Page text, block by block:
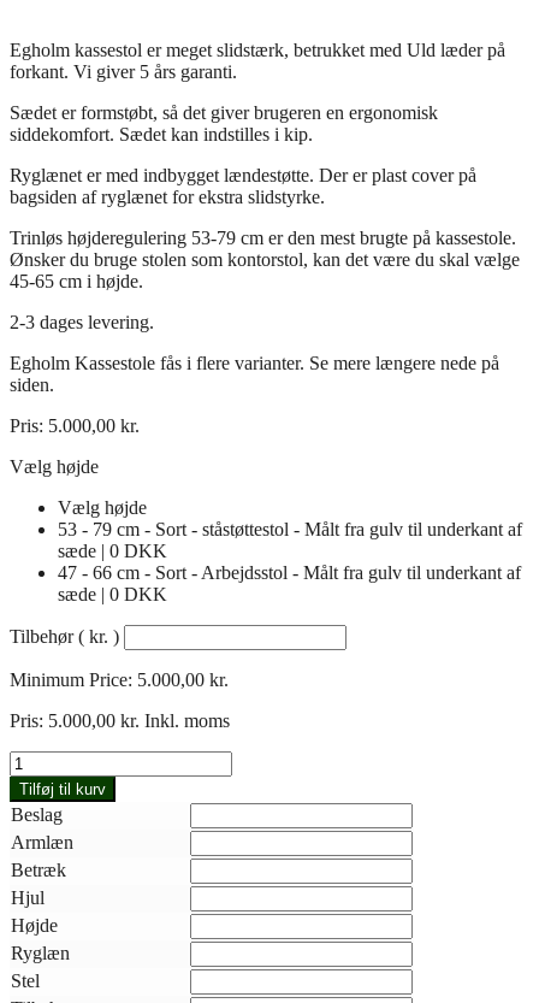
Egholm kassestol er meget slidstærk, betrukket med Uld læder på
forkant. Vi giver 5 års garanti.
Sædet er formstøbt, så det giver brugeren en ergonomisk
siddekomfort. Sædet kan indstilles i kip.
Ryglænet er med indbygget lændestøtte. Der er plast cover på
bagsiden af ryglænet for ekstra slidstyrke.
Trinløs højderegulering 53-79 cm er den mest brugte på kassestole.
Ønsker du bruge stolen som kontorstol, kan det være du skal vælge
45-65 cm i højde.
2-3 dages levering.
Egholm Kassestole fås i flere varianter. Se mere længere nede på
siden.
Pris: 5.000,00 kr.
Vælg højde
Vælg højde
53 - 79 cm - Sort - ståstøttestol - Målt fra gulv til underkant af
sæde | 0 DKK
47 - 66 cm - Sort - Arbejdsstol - Målt fra gulv til underkant af
sæde | 0 DKK
Tilbehør( kr. )
Minimum Price: 5.000,00 kr.
Pris: 5.000,00 kr. Inkl. moms
Kassestol
017-
320
antal
Tilføj til kurv
Beslag
Armlæn
Betræk
Hjul
Højde
Ryglæn
Stel